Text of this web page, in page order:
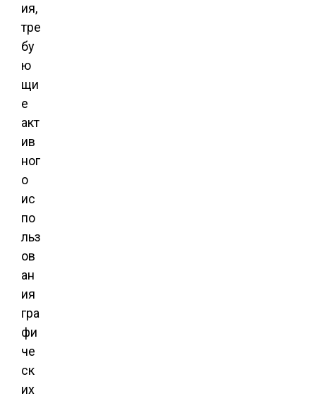
ия,
тре
бу
ю
щи
е
акт
ив
ног
о
ис
по
льз
ов
ан
ия
гра
фи
че
ск
их